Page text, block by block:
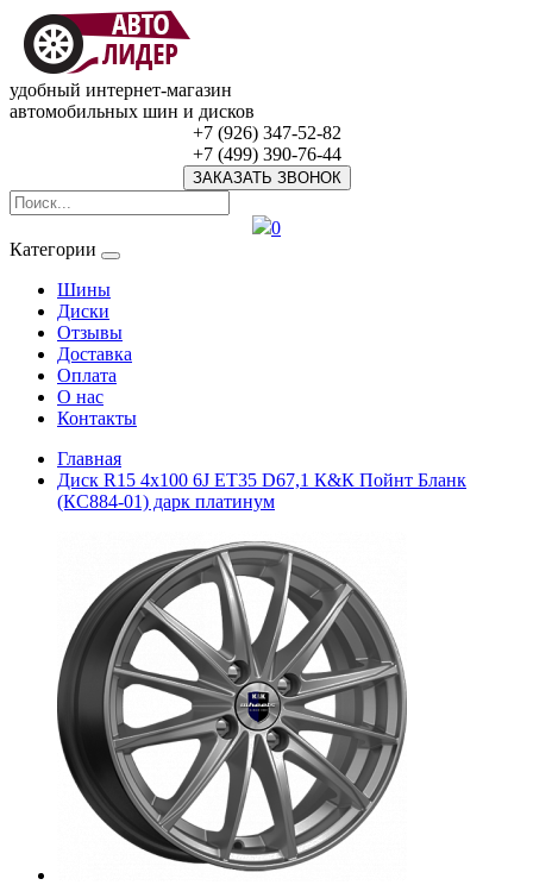
удобный интернет-магазин
автомобильных шин и дисков
+7 (926) 347-52-82
+7 (499) 390-76-44
ЗАКАЗАТЬ ЗВОНОК
0
Категории
Шины
Диски
Отзывы
Доставка
Оплата
О нас
Контакты
Главная
Диск R15 4x100 6J ET35 D67,1 К&К Пойнт Бланк
(КС884-01) дарк платинум